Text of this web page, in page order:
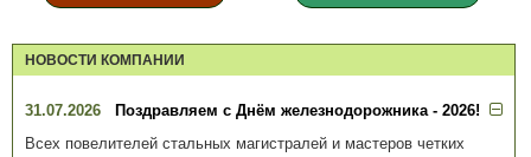
НОВОСТИ КОМПАНИИ
31.07.2026
Поздравляем с Днём железнодорожника - 2026!
Всех повелителей стальных магистралей и мастеров четких